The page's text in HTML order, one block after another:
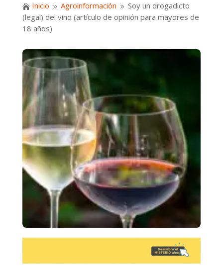
 Inicio 9 Agroinformación 9 Soy un drogadicto
(legal) del vino (artículo de opinión para mayores de
18 años)